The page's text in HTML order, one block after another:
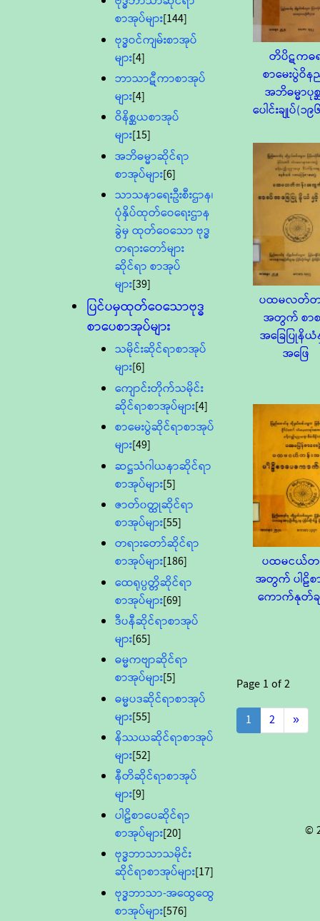
စာအုပ်များ[144]
ဗုဒ္ဓဝင်ကျမ်းစာအုပ်
များ[4]
ဘာသာဋီကာစာအုပ်
များ[4]
ဝိနိစ္ဆယစာအုပ်
များ[15]
အဘိဓမ္မာဆိုင်ရာ
စာအုပ်များ[6]
သာသနာရေးဦးစီးဌာန၊
ပုံနှိပ်ထုတ်ဝေရေးဌာန
ခွဲမှ ထုတ်ဝေသော ဗုဒ္ဓ
တရားတော်များ
ဆိုင်ရာ စာအုပ်
များ[39]
ပြင်ပမှထုတ်ဝေသောဗုဒ္ဓ
စာပေစာအုပ်များ
သမိုင်းဆိုင်ရာစာအုပ်
များ[6]
ကျောင်းတိုက်သမိုင်း
ဆိုင်ရာစာအုပ်များ[4]
စာမေးပွဲဆိုင်ရာစာအုပ်
များ[49]
ဆဋ္ဌသံဂါယနာဆိုင်ရာ
စာအုပ်များ[5]
ဇာတ်၀တ္ထုဆိုင်ရာ
စာအုပ်များ[55]
တရားတော်ဆိုင်ရာ
စာအုပ်များ[186]
ထေရုပ္ပတ္တိဆိုင်ရာ
စာအုပ်များ[69]
ဒီပနီဆိုင်ရာစာအုပ်
များ[65]
ဓမ္မကဗျာဆိုင်ရာ
စာအုပ်များ[5]
ဓမ္မပဒဆိုင်ရာစာအုပ်
များ[55]
နိဿယဆိုင်ရာစာအုပ်
များ[52]
နီတိဆိုင်ရာစာအုပ်
များ[9]
ပါဠိစာပေဆိုင်ရာ
စာအုပ်များ[20]
ဗုဒ္ဓဘာသာသမိုင်း
ဆိုင်ရာစာအုပ်များ[17]
ဗုဒ္ဓဘာသာ-အထွေထွေ
စာအုပ်များ[576]
တိပိဋကဓ
စာမေးပွဲဝိန
အဘိဓမ္မာပုစ္
ပေါင်းချုပ်(၁
ပထမလတ်တ
အတွက် စာ
အခြေပြုနိ
အဖြေ
ပထမငယ်တ
အတွက် ပါဠိစ
ကောက်နုတ်
Page1 of2
1
2 »
©